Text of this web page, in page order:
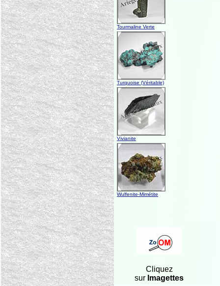
Tourmaline Verte
Turquoise (Véritable)
Vivianite
Wulfenite-Mimétite
Cliquez
sur Imagettes